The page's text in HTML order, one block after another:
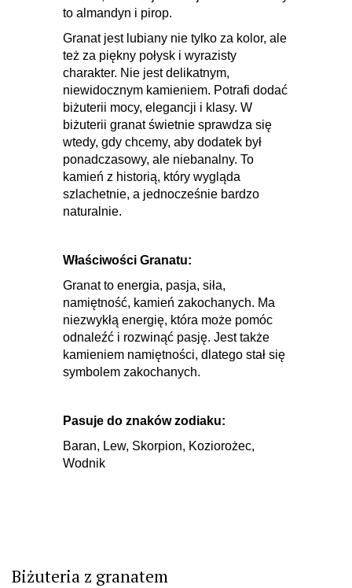
to almandyn i pirop.
Granat jest lubiany nie tylko za kolor, ale
też za piękny połysk i wyrazisty
charakter. Nie jest delikatnym,
niewidocznym kamieniem. Potrafi dodać
biżuterii mocy, elegancji i klasy. W
biżuterii granat świetnie sprawdza się
wtedy, gdy chcemy, aby dodatek był
ponadczasowy, ale niebanalny. To
kamień z historią, który wygląda
szlachetnie, a jednocześnie bardzo
naturalnie.
Właściwości Granatu:
Granatto energia, pasja, siła,
namiętność, kamień zakochanych. Ma
niezwykłą energię, która może pomóc
odnaleźć i rozwinąć pasję. Jest także
kamieniem namiętności, dlatego stał się
symbolem zakochanych.
Pasuje do znaków zodiaku:
Baran, Lew, Skorpion, Koziorożec,
Wodnik
Biżuteria z granatem